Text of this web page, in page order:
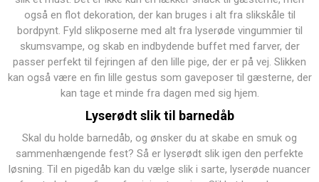
også en flot dekoration, der kan bruges i alt fra slikskåle til
bordpynt. Fyld slikposerne med alt fra lyserøde vingummier til
skumsvampe, og skab en indbydende buffet med farver, der
passer perfekt til fejringen af den lille pige, der er på vej. Slikken
kan også være en fin lille gestus som gaveposer til gæsterne, der
kan tage et minde fra dagen med sig hjem.
Lyserødt slik til barnedåb
Skal du holde barnedåb, og ønsker du at skabe en smuk og
sammenhængende fest? Så er lyserødt slik igen den perfekte
løsning. Til en pigedåb kan du vælge slik i sarte, lyserøde nuancer